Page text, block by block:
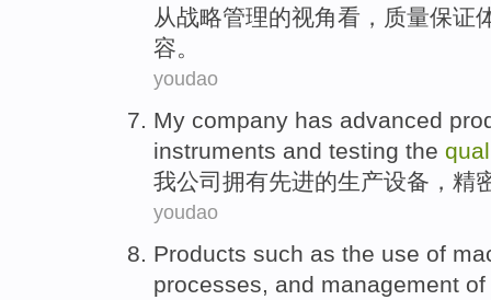
从战略管理的视角看 ， 质量保证
容。
youdao
My company has advanced
instruments and testing the
我公司 拥有先进的生产设备 ， 精
youdao
Products such as the use of
processes
and management of